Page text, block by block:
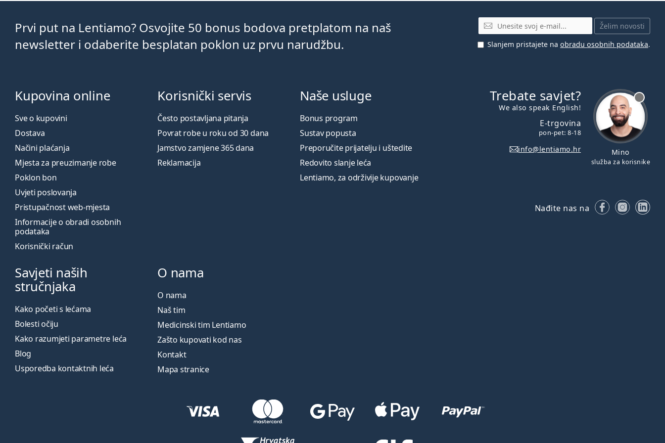
Prvi put na Lentiamo? Osvojite 50 bonus bodova pretplatom na naš
newsletter i odaberite besplatan poklon uz prvu narudžbu.
E-mail
Želim novosti
Slanjem pristajete na obradu osobnih podataka.
Mino
služba za korisnike
Trebate savjet?
We also speak English!
E-trgovina
pon-pet: 8-18
info@lentiamo.hr
Kupovina online
Sve o kupovini
Dostava
Načini plaćanja
Mjesta za preuzimanje robe
Poklon bon
Uvjeti poslovanja
Pristupačnost web-mjesta
Informacije o obradi osobnih
podataka
Korisnički račun
Korisnički servis
Često postavljana pitanja
Povrat robe u roku od 30 dana
Jamstvo zamjene 365 dana
Reklamacija
Naše usluge
Bonus program
Sustav popusta
Preporučite prijatelju i uštedite
Redovito slanje leća
Lentiamo, za održivije kupovanje
Savjeti naših
stručnjaka
Kako početi s lećama
Bolesti očiju
Kako razumjeti parametre leća
Blog
Usporedba kontaktnih leća
O nama
O nama
Naš tim
Medicinski tim Lentiamo
Zašto kupovati kod nas
Kontakt
Mapa stranice
Nađite nas na Facebooku